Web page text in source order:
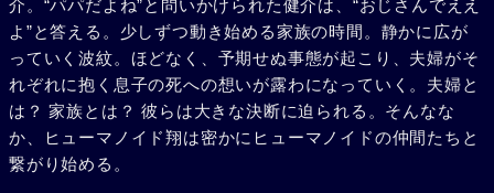
介。“パパだよね”と問いかけられた健介は、“おじさんでええ
よ”と答える。少しずつ動き始める家族の時間。静かに広が
っていく波紋。ほどなく、予期せぬ事態が起こり、夫婦がそ
れぞれに抱く息子の死への想いが露わになっていく。夫婦と
は？ 家族とは？ 彼らは大きな決断に迫られる。そんなな
か、ヒューマノイド翔は密かにヒューマノイドの仲間たちと
繋がり始める。